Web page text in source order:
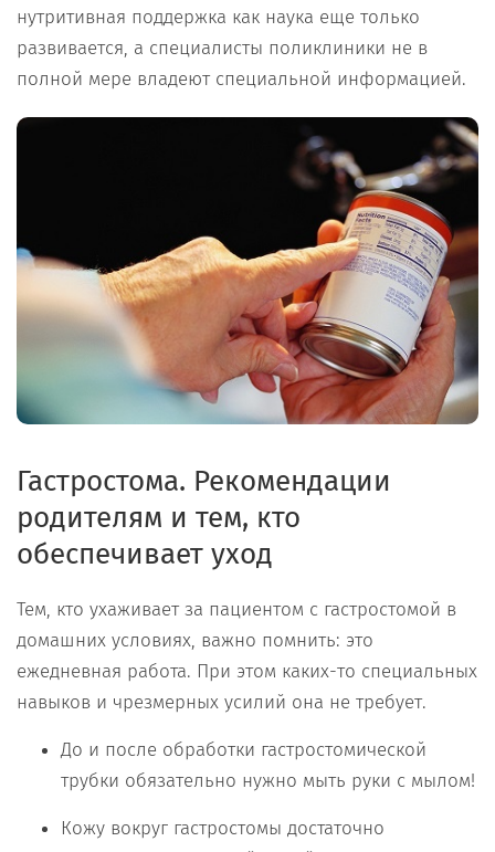
нутритивная поддержка как наука еще только
развивается, а специалисты поликлиники не в
полной мере владеют специальной информацией.
Гастростома. Рекомендации
родителям и тем, кто
обеспечивает уход
Тем, кто ухаживает за пациентом с гастростомой в
домашних условиях, важно помнить: это
ежедневная работа. При этом каких-то специальных
навыков и чрезмерных усилий она не требует.
До и после обработки гастростомической
трубки обязательно нужно мыть руки с мылом!
Кожу вокруг гастростомы достаточно